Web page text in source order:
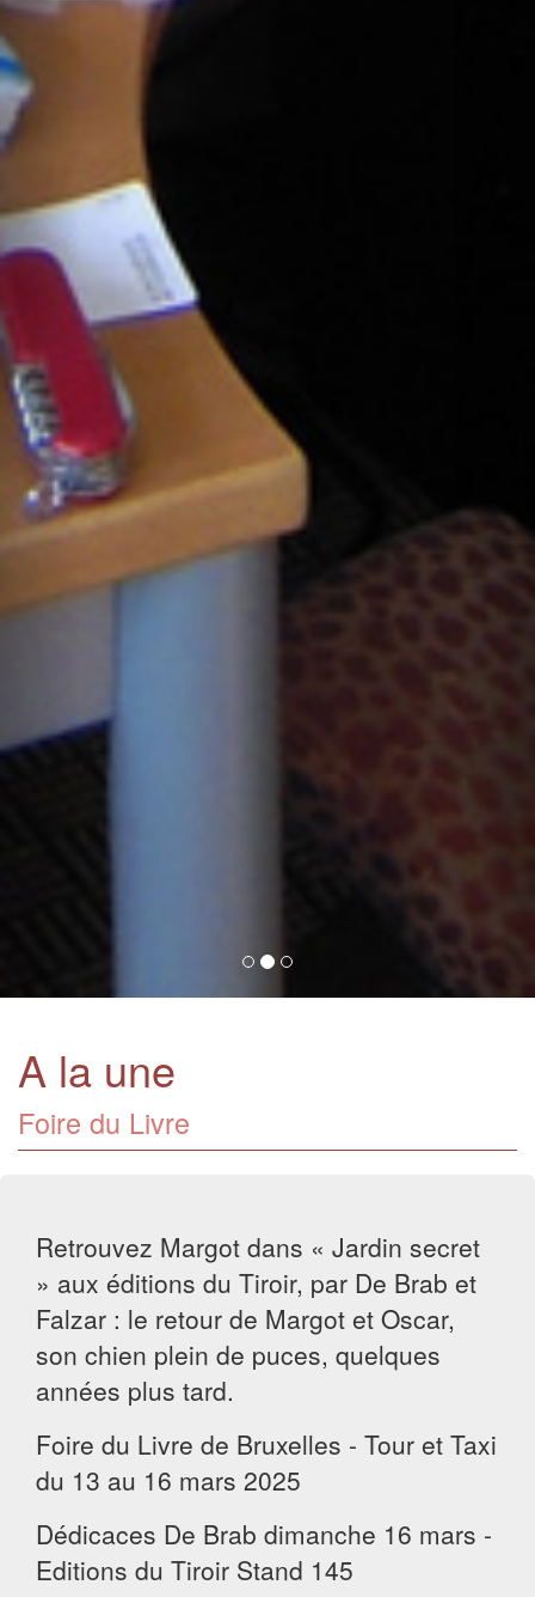
A la une
Foire du Livre
Retrouvez Margot dans « Jardin secret
» aux éditions du Tiroir, par De Brab et
Falzar : le retour de Margot et Oscar,
son chien plein de puces, quelques
années plus tard.
Foire du Livre de Bruxelles - Tour et Taxi
du 13 au 16 mars 2025
Dédicaces De Brab dimanche 16 mars -
Editions du Tiroir Stand 145